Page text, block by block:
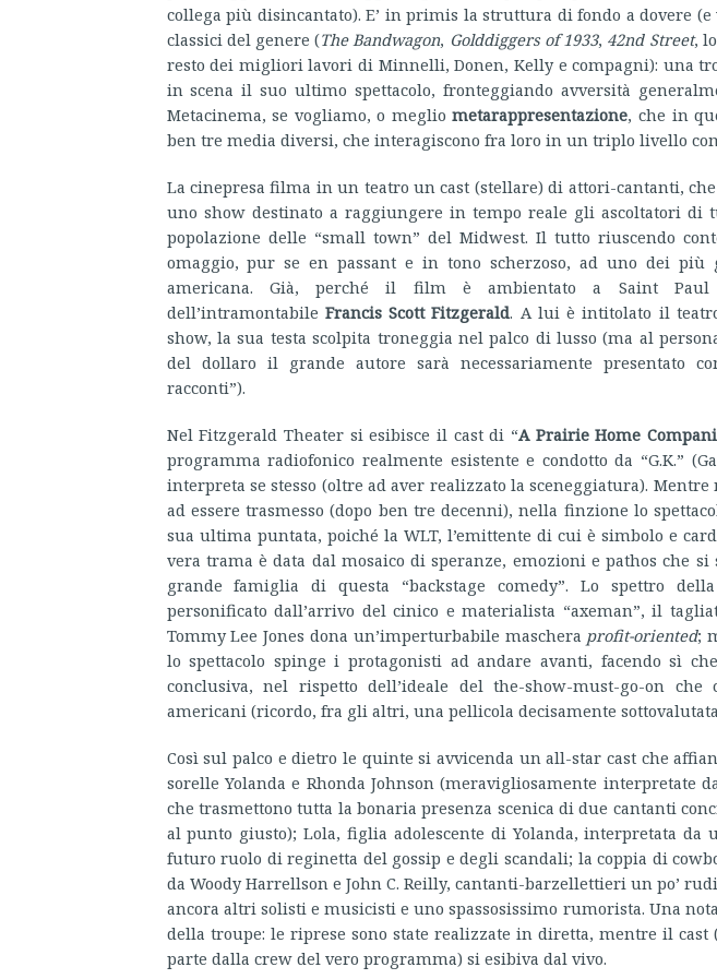
collega più disincantato). E’ in primis la struttura di fondo a dovere
classici del genere (The Bandwagon, Golddiggers of 1933, 42nd Street,
resto dei migliori lavori di Minnelli, Donen, Kelly e compagni): una
in scena il suo ultimo spettacolo, fronteggiando avversità
Metacinema, se vogliamo, o megliometarappresentazione, che in
ben tre media diversi, che interagiscono fra loro in un triplo livello
La cinepresa filma in un teatro un cast (stellare) di attori-cantanti,
uno show destinato a raggiungere in tempo reale gli ascoltatori di
popolazione delle “small town” del Midwest. Il tutto riuscendo
omaggio, pur se en passant e in tono scherzoso, ad uno dei
americana. Già, perché il film è ambientato a Saint Paul
dell’intramontabile Francis Scott Fitzgerald. A lui è intitolato il
show, la sua testa scolpita troneggia nel palco di lusso (ma al
del dollaro il grande autore sarà necessariamente presentato
racconti”).
Nel Fitzgerald Theater si esibisce il cast di “A Prairie Home
programma radiofonico realmente esistente e condotto da “G.K.”
interpreta se stesso (oltre ad aver realizzato la sceneggiatura).
ad essere trasmesso (dopo ben tre decenni), nella finzione lo
sua ultima puntata, poiché la WLT, l’emittente di cui è simbolo e
vera trama è data dal mosaico di speranze, emozioni e pathos che
grande famiglia di questa “backstage comedy”. Lo spettro
personificato dall’arrivo del cinico e materialista “axeman”, il
Tommy Lee Jones dona un’imperturbabile maschera profit-oriented;
lo spettacolo spinge i protagonisti ad andare avanti, facendo sì
conclusiva, nel rispetto dell’ideale del the-show-must-go-on che
americani (ricordo, fra gli altri, una pellicola decisamente
Così sul palco e dietro le quinte si avvicenda un all-star cast che
sorelle Yolanda e Rhonda Johnson (meravigliosamente interpretate
che trasmettono tutta la bonaria presenza scenica di due cantanti
al punto giusto); Lola, figlia adolescente di Yolanda, interpretata da
futuro ruolo di reginetta del gossip e degli scandali; la coppia di
da Woody Harrellson e John C. Reilly, cantanti-barzellettieri un po’
ancora altri solisti e musicisti e uno spassosissimo rumorista. Una
della troupe: le riprese sono state realizzate in diretta, mentre il cast
parte dalla crew del vero programma) si esibiva dal vivo.